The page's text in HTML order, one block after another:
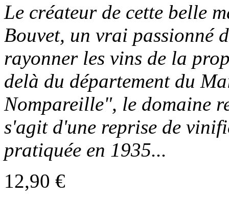
Le créateur de cette belle
Bouvet, un vrai passionné
rayonner les vins de la
delà du département du
Nompareille", le domaine
s'agit d'une reprise de
pratiquée en 1935...
12,90 €